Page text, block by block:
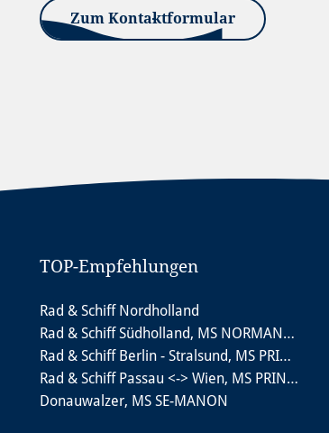
Zum Kontaktformular
TOP-Empfehlungen
Rad & Schiff Nordholland
Rad & Schiff Südholland, MS NORMANDIE
Rad & Schiff Berlin - Stralsund, MS PRINCESS
Rad & Schiff Passau <-> Wien, MS PRINZESSIN KATHARINA
Donauwalzer, MS SE-MANON